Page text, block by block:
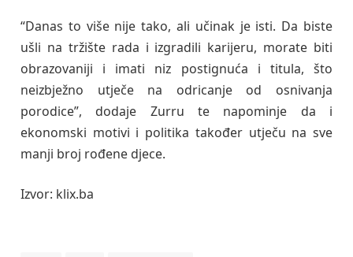
“Danas to više nije tako, ali učinak je isti. Da biste
ušli na tržište rada i izgradili karijeru, morate biti
obrazovaniji i imati niz postignuća i titula, što
neizbježno utječe na odricanje od osnivanja
porodice”, dodaje Zurru te napominje da i
ekonomski motivi i politika također utječu na sve
manji broj rođene djece.
Izvor: klix.ba